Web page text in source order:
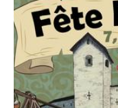
A Colmars se tient
fait renaître l’esprit
de la cité et
merveilles.
spectacles gratuits.